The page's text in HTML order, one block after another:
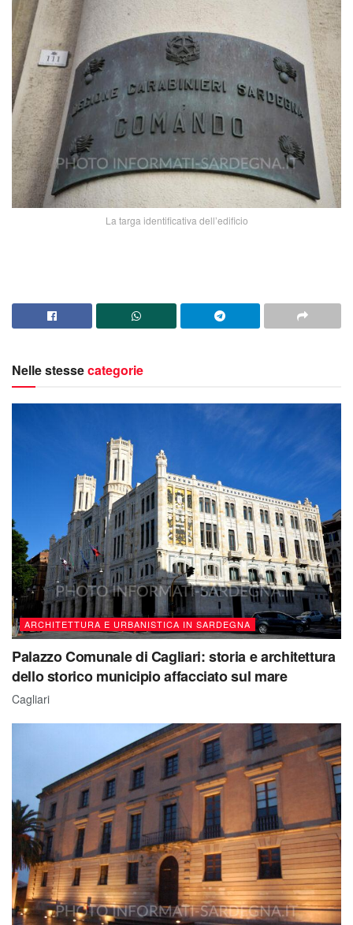
La targa identificativa dell’edificio
Nelle stessecategorie
ARCHITETTURA E URBANISTICA IN SARDEGNA
Palazzo Comunale di Cagliari: storia e architettura
dello storico municipio affacciato sul mare
Cagliari